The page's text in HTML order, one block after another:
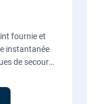
fournie et
instantanée
de secours